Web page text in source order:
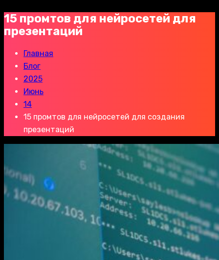
15 промтов для нейросетей для
презентаций
Главная
Блог
2025
Июнь
14
15 промтов для нейросетей для создания
презентаций